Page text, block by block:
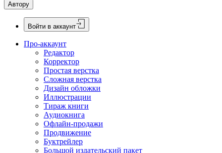
Автору
Войти в аккаунт
Про-аккаунт
Редактор
Корректор
Простая верстка
Сложная верстка
Дизайн обложки
Иллюстрации
Тираж книги
Аудиокнига
Офлайн-продажи
Продвижение
Буктрейлер
Большой издательский пакет